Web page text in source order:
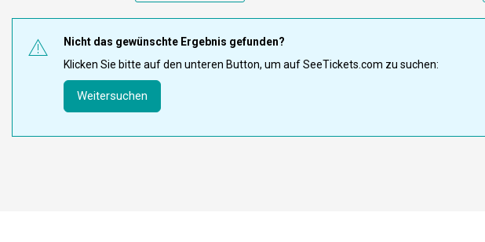
Nicht das gewünschte Ergebnis gefunden?
Klicken Sie bitte auf den unteren Button, um auf SeeTickets.com zu suchen:
Weitersuchen